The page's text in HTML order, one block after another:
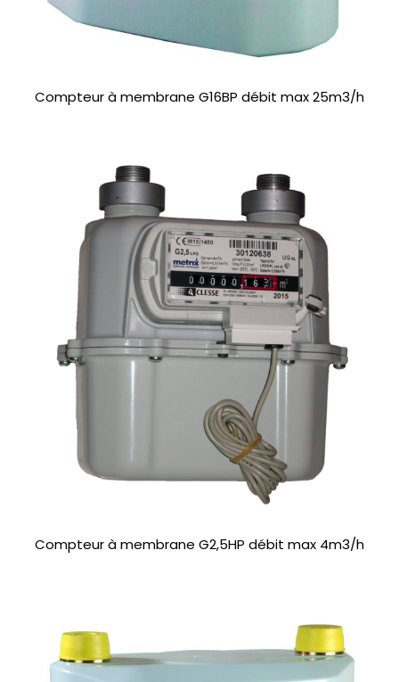
Compteur à membrane G16BP débit max 25m3/h
Compteur à membrane G2,5HP débit max 4m3/h